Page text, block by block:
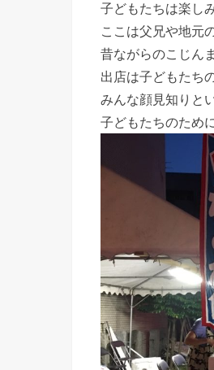
子どもたちは楽し
ここは父兄や地元
昔ながらのこじん
出店は子どもたち
みんな顔見知りと
子どもたちのため